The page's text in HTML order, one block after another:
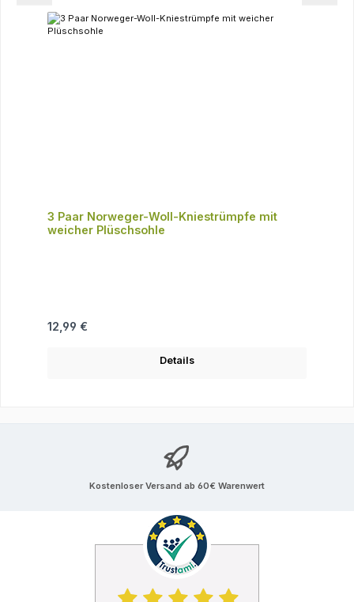
3 Paar Norweger-Woll-Kniestrümpfe mit
weicher Plüschsohle
Regulärer Preis:
12,99 €
Details
Kostenloser Versand ab 60€ Warenwert